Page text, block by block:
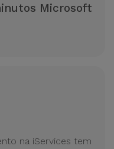
Microsoft
na iServices tem